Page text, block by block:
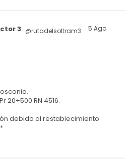
3 @rutadelsoltram3 · 5 Ago
20+500 RN 4516.
debido al restablecimiento
*